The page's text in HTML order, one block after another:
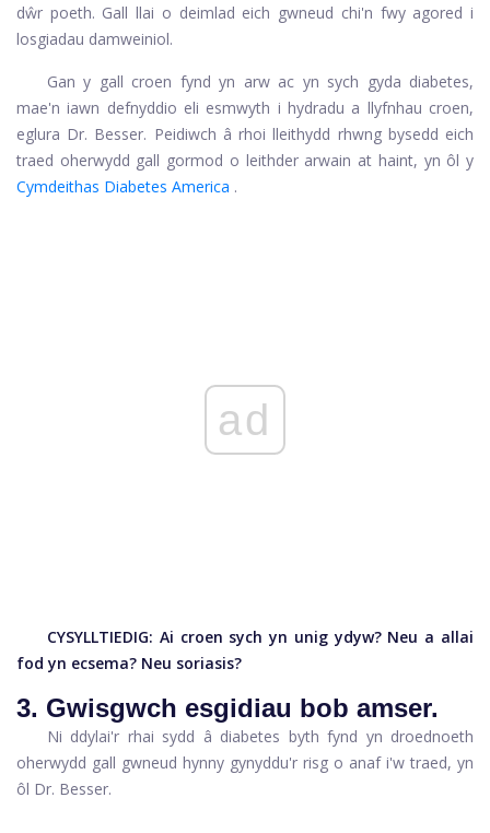
dŵr poeth. Gall llai o deimlad eich gwneud chi'n fwy agored i
losgiadau damweiniol.
Gan y gall croen fynd yn arw ac yn sych gyda diabetes,
mae'n iawn defnyddio eli esmwyth i hydradu a llyfnhau croen,
eglura Dr. Besser. Peidiwch â rhoi lleithydd rhwng bysedd eich
traed oherwydd gall gormod o leithder arwain at haint, yn ôl y
Cymdeithas Diabetes America .
ad
CYSYLLTIEDIG: Ai croen sych yn unig ydyw? Neu a allai
fod yn ecsema? Neu soriasis?
3. Gwisgwch esgidiau bob amser.
Ni ddylai'r rhai sydd â diabetes byth fynd yn droednoeth
oherwydd gall gwneud hynny gynyddu'r risg o anaf i'w traed, yn
ôl Dr. Besser.